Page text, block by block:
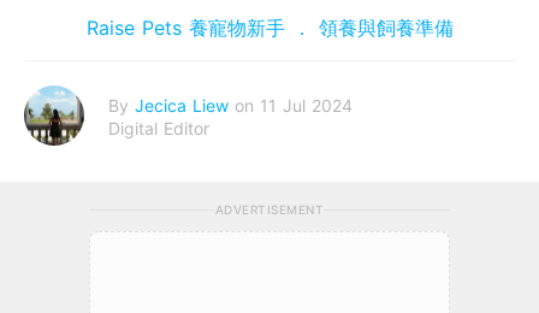
Raise Pets 養寵物新手 領養與飼養準備
By Jecica Liew on 11 Jul 2024
Digital Editor
ADVERTISEMENT